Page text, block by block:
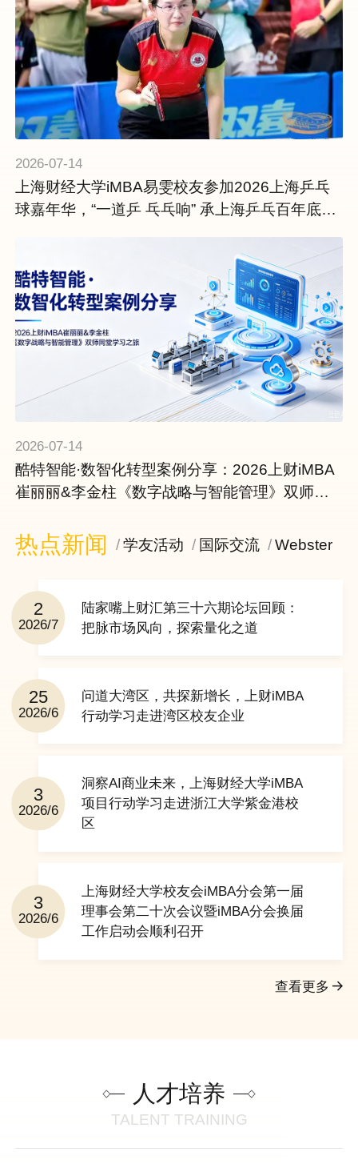
2026-07-14
上海财经大学iMBA易雯校友参加2026上海乒乓
球嘉年华，“一道乒 乓乓响” 承上海乒乓百年底
2026-07-14
酷特智能·数智化转型案例分享：2026上财iMBA
崔丽丽&李金柱《数字战略与智能管理》双师同
热点新闻 学友活动 国际交流 Webster
2
2026/7
陆家嘴上财汇第三十六期论坛回顾：
把脉市场风向，探索量化之道
25
2026/6
问道大湾区，共探新增长，上财iMBA
行动学习走进湾区校友企业
3
2026/6
洞察AI商业未来，上海财经大学iMBA
项目行动学习走进浙江大学紫金港校
区
3
2026/6
上海财经大学校友会iMBA分会第一届
理事会第二十次会议暨iMBA分会换届
工作启动会顺利召开
查看更多
人才培养
TALENT TRAINING